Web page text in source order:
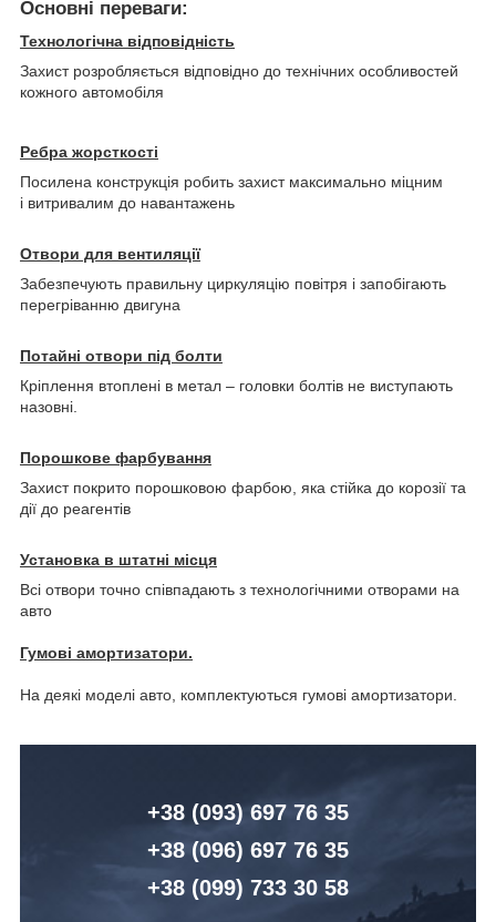
Основні переваги:
Технологічна відповідність
Захист розробляється відповідно до технічних особливостей
кожного автомобіля
Ребра жорсткості
Посилена конструкція робить захист максимально міцним
і витривалим до навантажень
Отвори для вентиляції
Забезпечують правильну циркуляцію повітря і запобігають
перегріванню двигуна
Потайні отвори під болти
Кріплення втоплені в метал – головки болтів не виступають
назовні.
Порошкове фарбування
Захист покрито порошковою фарбою, яка стійка до корозії та
дії до реагентів
Установка в штатні місця
Всі отвори точно співпадають з технологічними отворами на
авто
Гумові амортизатори.
На деякі моделі авто, комплектуються гумові амортизатори.
+38 (093) 697 76 35
+38 (096) 697 76 35
+38 (099) 733 30 58